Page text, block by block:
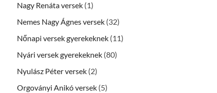
Nagy Renáta versek (1)
Nemes Nagy Ágnes versek (32)
Nőnapi versek gyerekeknek (11)
Nyári versek gyerekeknek (80)
Nyulász Péter versek (2)
Orgoványi Anikó versek (5)